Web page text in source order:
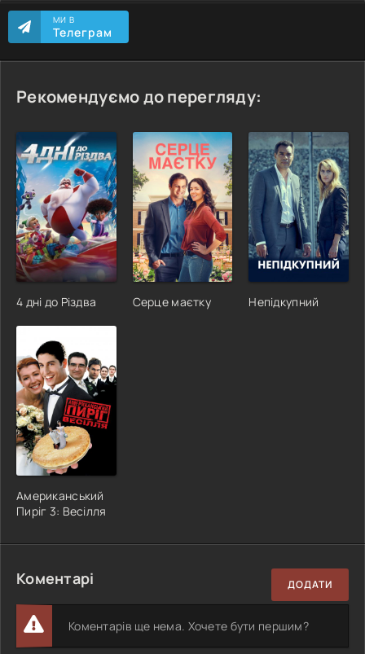
МИ В
Телеграм
Рекомендуємо до перегляду:
4 дні до Різдва Серце маєтку Непідкупний
Американський
Пиріг 3: Весілля
Коментарі ДОДАТИ
Коментарів ще нема. Хочете бути першим?